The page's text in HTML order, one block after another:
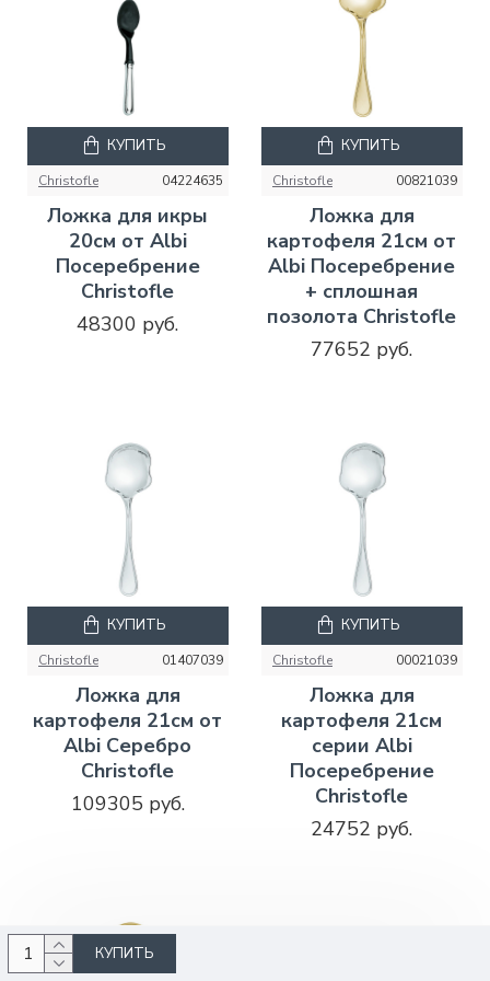
КУПИТЬ
Christofle 04224635
Ложка для икры
20см от Albi
Посеребрение
Christofle
48300 руб.
КУПИТЬ
Christofle 00821039
Ложка для
картофеля 21см от
Albi Посеребрение
+ сплошная
позолота Christofle
77652 руб.
КУПИТЬ
Christofle 01407039
Ложка для
картофеля 21см от
Albi Серебро
Christofle
109305 руб.
КУПИТЬ
Christofle 00021039
Ложка для
картофеля 21см
серии Albi
Посеребрение
Christofle
24752 руб.
КУПИТЬ